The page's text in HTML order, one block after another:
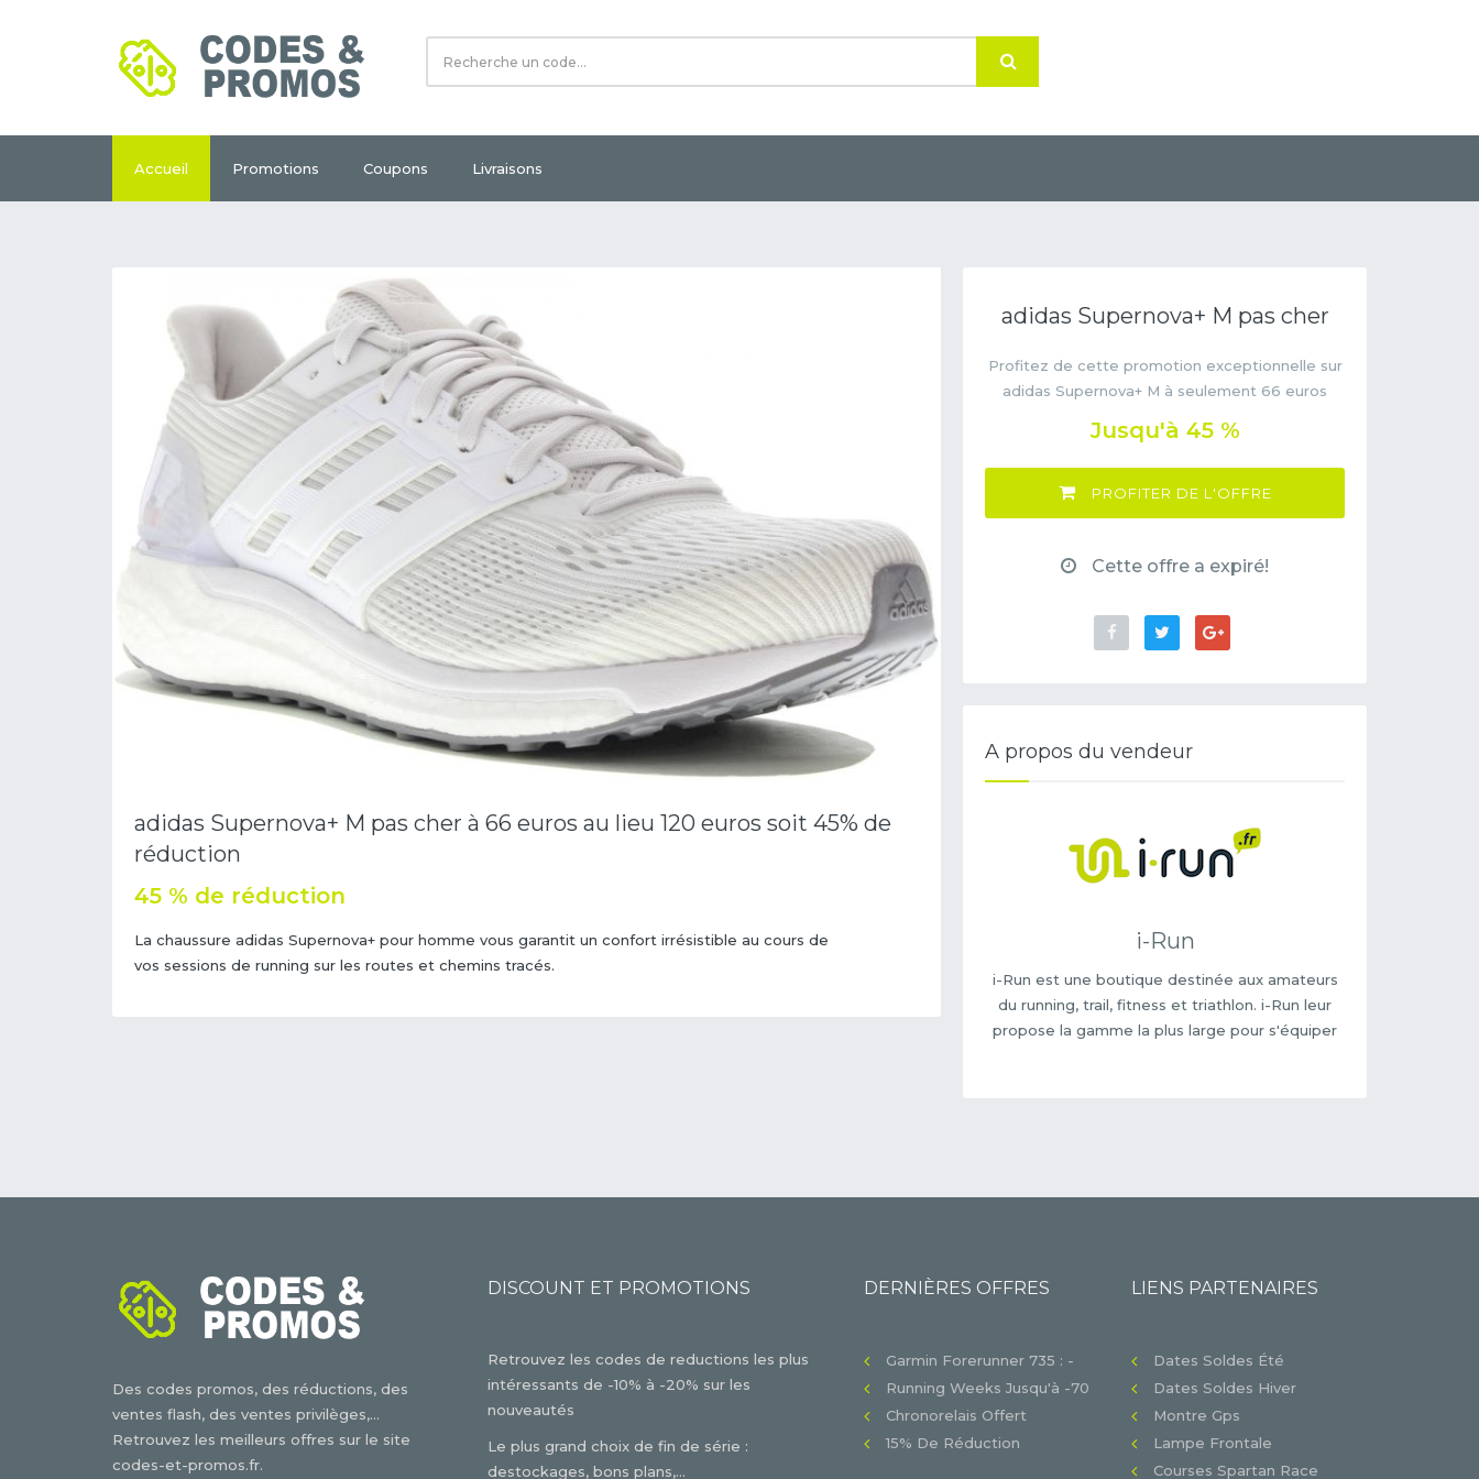
Accueil Promotions Coupons Livraisons
adidas Supernova+ M pas cher à 66 euros au lieu 120 euros soit 45% de
réduction
45 % de réduction
La chaussure adidas Supernova+ pour homme vous garantit un confort irrésistible au cours de
vos sessions de running sur les routes et chemins tracés.
adidas Supernova+ M pas cher
Profitez de cette promotion exceptionnelle sur
adidas Supernova+ M à seulement 66 euros
Jusqu'à 45 %
PROFITER DE L'OFFRE
Cette offre a expiré!
A propos du vendeur
i-Run
i-Run est une boutique destinée aux amateurs
du running, trail, fitness et triathlon. i-Run leur
propose la gamme la plus large pour s'équiper
Des codes promos, des réductions, des
ventes flash, des ventes privilèges,...
Retrouvez les meilleurs offres sur le site
codes-et-promos.fr.
DISCOUNT ET PROMOTIONS
Retrouvez les codes de reductions les plus
intéressants de -10% à -20% sur les
nouveautés
Le plus grand choix de fin de série :
destockages, bons plans,...
DERNIÈRES OFFRES
Garmin Forerunner 735 : -
Running Weeks Jusqu'à -70
Chronorelais Offert
15% De Réduction
LIENS PARTENAIRES
Dates Soldes Été
Dates Soldes Hiver
Montre Gps
Lampe Frontale
Courses Spartan Race